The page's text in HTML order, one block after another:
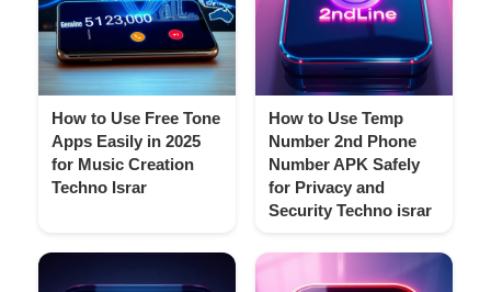
How to Use Free Tone
Apps Easily in 2025
for Music Creation
Techno Israr
How to Use Temp
Number 2nd Phone
Number APK Safely
for Privacy and
Security Techno israr